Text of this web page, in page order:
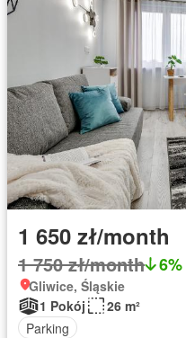
1 650 zł/month
1 750 zł/month 6%
Gliwice, Śląskie
1 Pokój
26 m²
Parking